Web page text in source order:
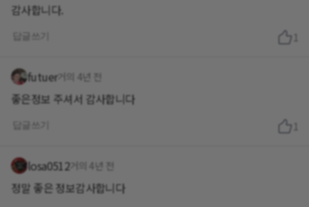
감사합니다.
답글쓰기 1
futuer거의 4년 전
좋은정보 주셔서 감사합니다
답글쓰기 1
losa0512거의 4년 전
정말 좋은 정보감사합니다